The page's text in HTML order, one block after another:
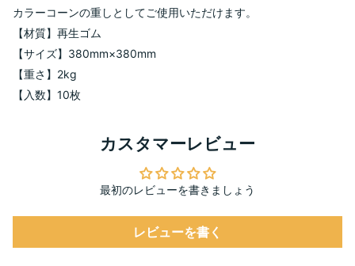
カラーコーンの重しとしてご使用いただけます。
【材質】再生ゴム
【サイズ】380mm×380mm
【重さ】2kg
【入数】10枚
カスタマーレビュー
最初のレビューを書きましょう
レビューを書く